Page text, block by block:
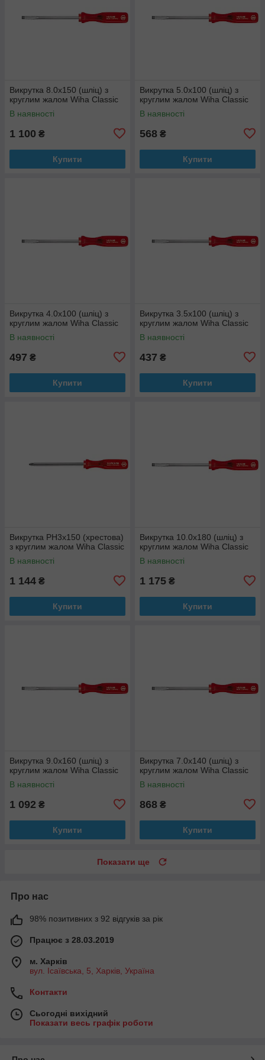
Викрутка 8.0х150 (шліц) з
круглим жалом Wiha Classic
В наявності
1 100 ₴
Купити
Викрутка 5.0х100 (шліц) з
круглим жалом Wiha Classic
В наявності
568 ₴
Купити
Викрутка 4.0х100 (шліц) з
круглим жалом Wiha Classic
В наявності
497 ₴
Купити
Викрутка 3.5х100 (шліц) з
круглим жалом Wiha Classic
В наявності
437 ₴
Купити
Викрутка РН3х150 (хрестова)
з круглим жалом Wiha Classic
В наявності
1 144 ₴
Купити
Викрутка 10.0х180 (шліц) з
круглим жалом Wiha Classic
В наявності
1 175 ₴
Купити
Викрутка 9.0х160 (шліц) з
круглим жалом Wiha Classic
В наявності
1 092 ₴
Купити
Викрутка 7.0х140 (шліц) з
круглим жалом Wiha Classic
В наявності
868 ₴
Купити
Показати ще
Про нас
98% позитивних з 92 відгуків за рік
Працює з 28.03.2019
м. Харків
вул. Ісаївська, 5, Харків, Україна
Контакти
Сьогодні вихідний
Показати весь графік роботи